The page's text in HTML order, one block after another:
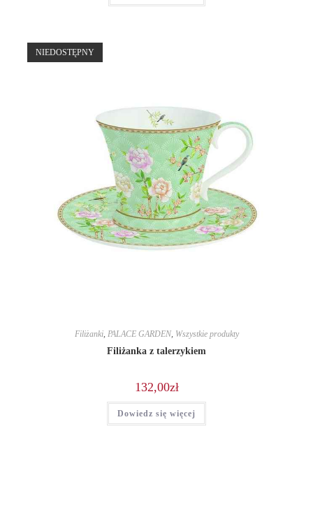
NIEDOSTĘPNY
Filiżanki, PALACE GARDEN, Wszystkie produkty
Filiżanka z talerzykiem
132,00zł
Dowiedz się więcej